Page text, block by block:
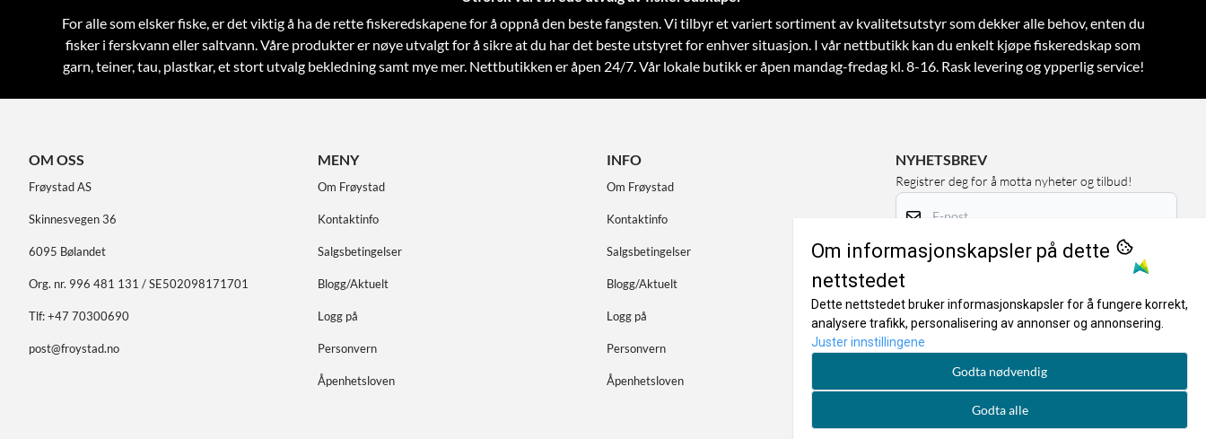
For alle som elsker fiske, er det viktig å ha de rette fiskeredskapene for å oppnå den beste fangsten. Vi tilbyr et variert sortiment av kvalitetsutstyr som dekker alle behov, enten du
fisker i ferskvann eller saltvann. Våre produkter er nøye utvalgt for å sikre at du har det beste utstyret for enhver situasjon. I vår nettbutikk kan du enkelt kjøpe fiskeredskap som
garn, teiner, tau, plastkar, et stort utvalg bekledning samt mye mer. Nettbutikken er åpen 24/7. Vår lokale butikk er åpen mandag-fredag kl. 8-16. Rask levering og ypperlig service!
OM OSS
Frøystad AS
Skinnesvegen 36
6095 Bølandet
Org. nr. 996 481 131 / SE502098171701
Tlf:+47 70300690
post@froystad.no
MENY
Om Frøystad
Kontaktinfo
Salgsbetingelser
Blogg/Aktuelt
Logg på
Personvern
Åpenhetsloven
INFO
Om Frøystad
Kontaktinfo
Salgsbetingelser
Blogg/Aktuelt
Logg på
Personvern
Åpenhetsloven
NYHETSBREV
Registrer deg for å motta nyheter og tilbud!
E-post
Om informasjonskapsler på dette
nettstedet
Dette nettstedet bruker informasjonskapsler for å fungere korrekt,
analysere trafikk, personalisering av annonser og annonsering.
Juster innstillingene
Godta nødvendig
Godta alle